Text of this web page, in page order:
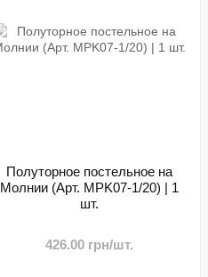
Полуторное постельное на
Молнии (Арт. MPK07-1/20) | 1
шт.
426.00 грн/шт.